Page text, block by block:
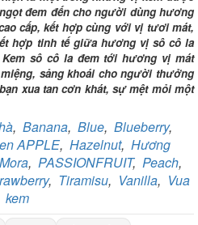
thương Việt Nam
Chi nhánh Tây Hà Nội
Công ty TNHH MENMOT
069 1000 881 661
Việt Nam Thịnh Vượng
Nguyễn Văn Tuấn
222 899 001
thương Việt Nam
Chi nhánh Vietcombank Hà Nội
Nguyễn Văn Tuấn
1986 883 888
đem đến cho người dùng hương
cấp, kết hợp cùng với vị tươi mát,
hợp tinh tế giữa hương vị sô cô la
sô cô la đem tới hương vị mát
sảng khoái cho người thưởng
xua tan cơn khát, sự mệt mỏi một
, Banana, Blue, Blueberry,
APPLE, Hazelnut, Hương
Mora, PASSIONFRUIT, Peach,
, Tiramisu, Vanilla, Vua
kem